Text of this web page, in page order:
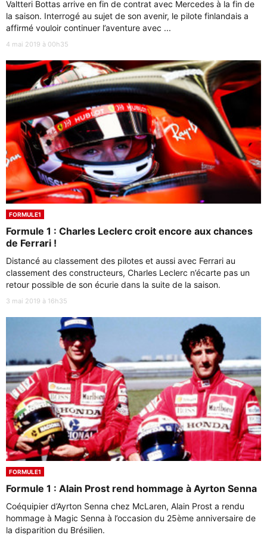
Valtteri Bottas arrive en fin de contrat avec Mercedes à la fin de
la saison. Interrogé au sujet de son avenir, le pilote finlandais a
affirmé vouloir continuer l’aventure avec ...
4 mai 2019 à 00h35
FORMULE1
Formule 1 : Charles Leclerc croit encore aux chances
de Ferrari !
Distancé au classement des pilotes et aussi avec Ferrari au
classement des constructeurs, Charles Leclerc n’écarte pas un
retour possible de son écurie dans la suite de la saison.
3 mai 2019 à 16h35
FORMULE1
Formule 1 : Alain Prost rend hommage à Ayrton Senna
Coéquipier d’Ayrton Senna chez McLaren, Alain Prost a rendu
hommage à Magic Senna à l’occasion du 25ème anniversaire de
la disparition du Brésilien.